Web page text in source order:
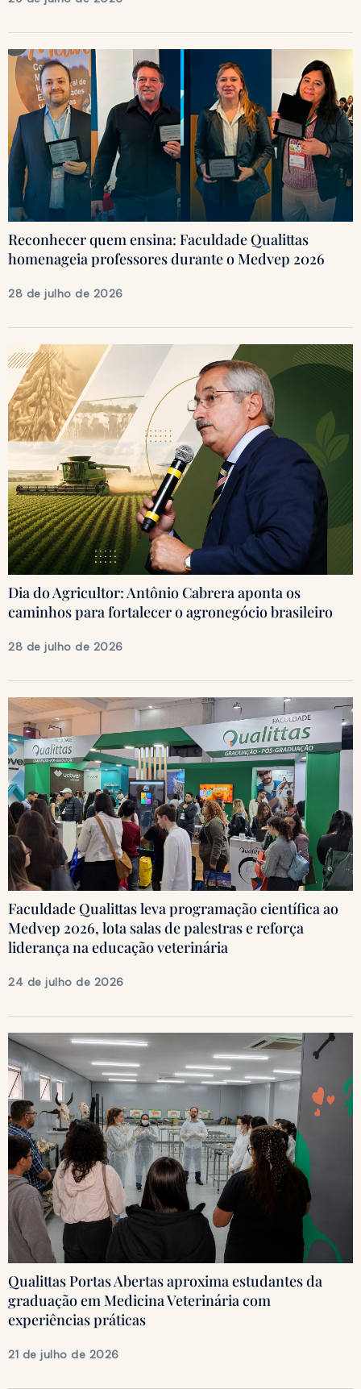
Reconhecer quem ensina: Faculdade Qualittas
homenageia professores durante o Medvep 2026
28 de julho de 2026
Dia do Agricultor: Antônio Cabrera aponta os
caminhos para fortalecer o agronegócio brasileiro
28 de julho de 2026
Faculdade Qualittas leva programação científica ao
Medvep 2026, lota salas de palestras e reforça
liderança na educação veterinária
24 de julho de 2026
Qualittas Portas Abertas aproxima estudantes da
graduação em Medicina Veterinária com
experiências práticas
21 de julho de 2026